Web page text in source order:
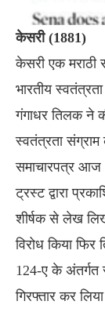
केसरी (1881)
केसरी एक मराठी
भारतीय
गंगाधर तिलक ने
स्वतंत्रता
समाचारपत्र आज
ट्रस्ट द्वारा
शीर्षक से लेख
विरोध किया फिर
124-ए के अंतर्गत
गिरफ्तार कर